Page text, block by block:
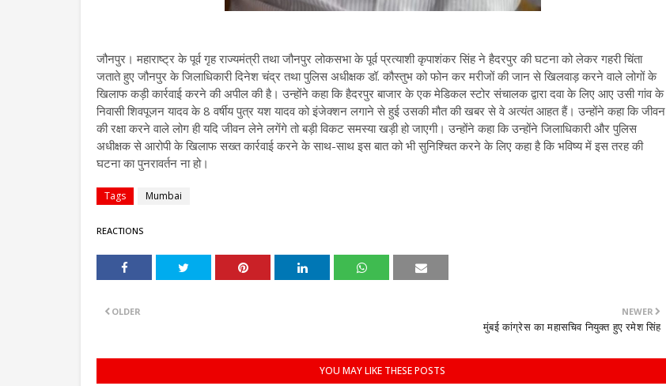
जौनपुर। महाराष्ट्र के पूर्व गृह राज्यमंत्री तथा जौनपुर लोकसभा के पूर्व प्रत्याशी कृपाशंकर सिंह ने हैदरपुर की घटना को लेकर गहरी चिंता
जताते हुए जौनपुर के जिलाधिकारी दिनेश चंद्र तथा पुलिस अधीक्षक डॉ. कौस्तुभ को फोन कर मरीजों की जान से खिलवाड़ करने वाले लोगों के
खिलाफ कड़ी कार्रवाई करने की अपील की है। उन्होंने कहा कि हैदरपुर बाजार के एक मेडिकल स्टोर संचालक द्वारा दवा के लिए आए उसी गांव के
निवासी शिवपूजन यादव के 8 वर्षीय पुत्र यश यादव को इंजेक्शन लगाने से हुई उसकी मौत की खबर से वे अत्यंत आहत हैं। उन्होंने कहा कि जीवन
की रक्षा करने वाले लोग ही यदि जीवन लेने लगेंगे तो बड़ी विकट समस्या खड़ी हो जाएगी। उन्होंने कहा कि उन्होंने जिलाधिकारी और पुलिस
अधीक्षक से आरोपी के खिलाफ सख्त कार्रवाई करने के साथ-साथ इस बात को भी सुनिश्चित करने के लिए कहा है कि भविष्य में इस तरह की
घटना का पुनरावर्तन ना हो।
Tags Mumbai
REACTIONS
NEWER
मुंबई कांग्रेस का महासचिव नियुक्त हुए रमेश सिंह
OLDER
YOU MAY LIKE THESE POSTS